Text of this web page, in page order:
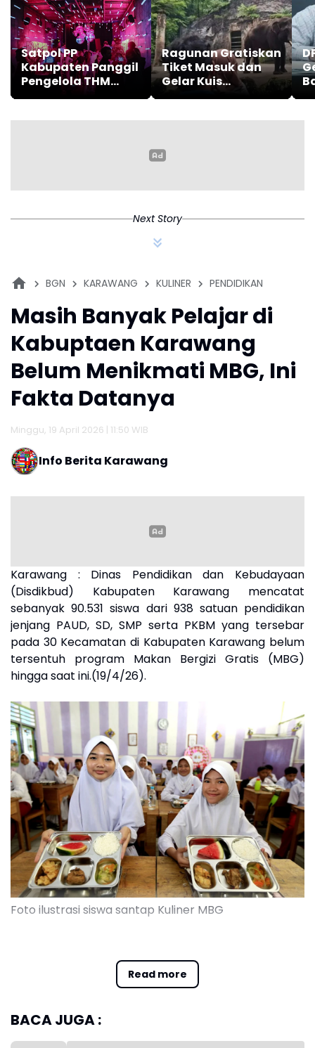
Satpol PP
Kabupaten Panggil
Pengelola THM
Terkait
Paslu
Ragunan Gratiskan
Tiket Masuk dan
Gelar Kuis
Berhadiah Sambut
Next Story
BGN KARAWANG KULINER PENDIDIKAN
Masih Banyak Pelajar di
Kabuptaen Karawang
Belum Menikmati MBG, Ini
Fakta Datanya
Minggu, 19 April 2026 | 11:50 WIB
Info Berita Karawang
Read more
Karawang : Dinas Pendidikan dan Kebudayaan
(Disdikbud) Kabupaten Karawang mencatat
sebanyak 90.531 siswa dari 938 satuan pendidikan
jenjang PAUD, SD, SMP serta PKBM yang tersebar
pada 30 Kecamatan di Kabupaten Karawang belum
tersentuh program Makan Bergizi Gratis (MBG)
hingga saat ini.(19/4/26).
Foto ilustrasi siswa santap Kuliner MBG
Natakusumah mengungkapkan, dari total 398.382
siswa di 2.655 sekolah negeri dan swasta jenjang
PAUD, SD, SMP dan PKBM, sekitar 90.531 siswa atau
tersentuh program MBG.
BACA JUGA :